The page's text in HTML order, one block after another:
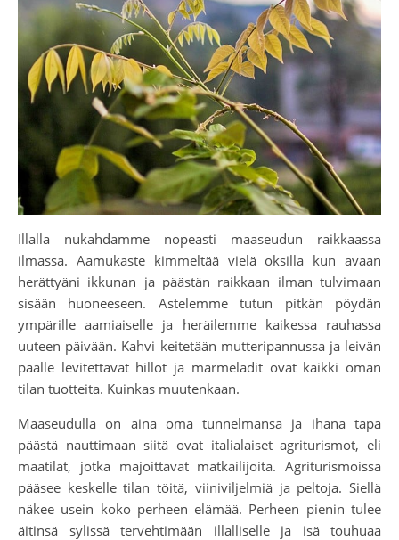
Illalla nukahdamme nopeasti maaseudun raikkaassa
ilmassa. Aamukaste kimmeltää vielä oksilla kun avaan
herättyäni ikkunan ja päästän raikkaan ilman tulvimaan
sisään huoneeseen. Astelemme tutun pitkän pöydän
ympärille aamiaiselle ja heräilemme kaikessa rauhassa
uuteen päivään. Kahvi keitetään mutteripannussa ja leivän
päälle levitettävät hillot ja marmeladit ovat kaikki oman
tilan tuotteita. Kuinkas muutenkaan.
Maaseudulla on aina oma tunnelmansa ja ihana tapa
päästä nauttimaan siitä ovat italialaiset agriturismot, eli
maatilat, jotka majoittavat matkailijoita. Agriturismoissa
pääsee keskelle tilan töitä, viiniviljelmiä ja peltoja. Siellä
näkee usein koko perheen elämää. Perheen pienin tulee
äitinsä sylissä tervehtimään illalliselle ja isä touhuaa